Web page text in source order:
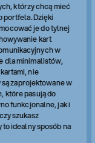
którzy chcą mieć
portfela. Dzięki
je do tylnej
kart
w
dla minimalistów,
nie
są zaprojektowane w
które pasują do
funkcjonalne, jak i
szukasz
idealny sposób na